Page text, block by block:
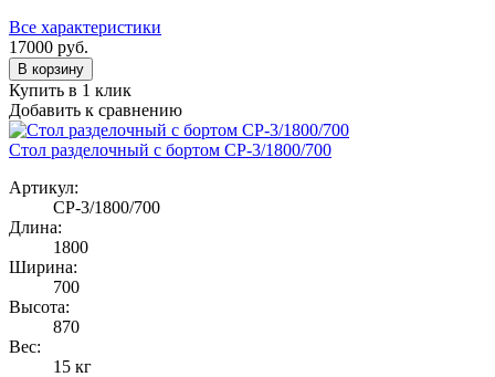
Все характеристики
17000 руб.
В корзину
Купить в 1 клик
Добавить к сравнению
Стол разделочный с бортом СР-3/1800/700
Артикул:
СР-3/1800/700
Длина:
1800
Ширина:
700
Высота:
870
Вес:
15 кг